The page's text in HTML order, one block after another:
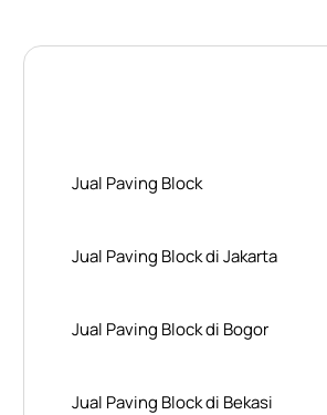
Jual Paving Block
Jual Paving Block di Jakarta
Jual Paving Block di Bogor
Jual Paving Block di Bekasi